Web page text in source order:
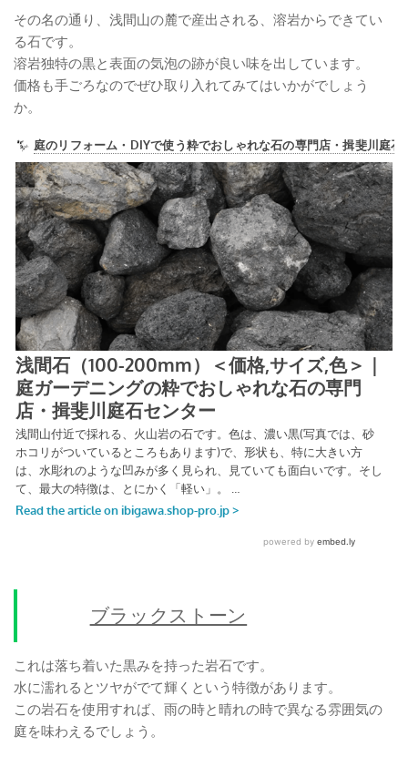
その名の通り、浅間山の麓で産出される、溶岩からできてい
る石です。
溶岩独特の黒と表面の気泡の跡が良い味を出しています。
価格も手ごろなのでぜひ取り入れてみてはいかがでしょう
か。
ブラックストーン
これは落ち着いた黒みを持った岩石です。
水に濡れるとツヤがでて輝くという特徴があります。
この岩石を使用すれば、雨の時と晴れの時で異なる雰囲気の
庭を味わえるでしょう。